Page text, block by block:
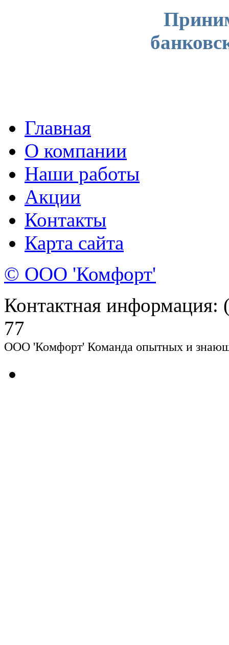
Главная
О компании
Наши работы
Акции
Контакты
Карта сайта
© ООО 'Комфорт'
Контактная
77
ООО 'Комфорт' Команда опытных и